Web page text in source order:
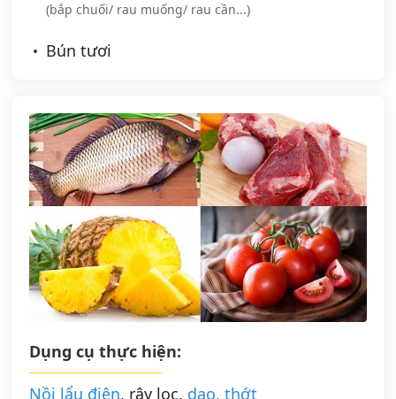
(bắp chuối/ rau muống/ rau cần...)
Bún tươi
Dụng cụ thực hiện:
Nồi lẩu điện, rây lọc, dao, thớt